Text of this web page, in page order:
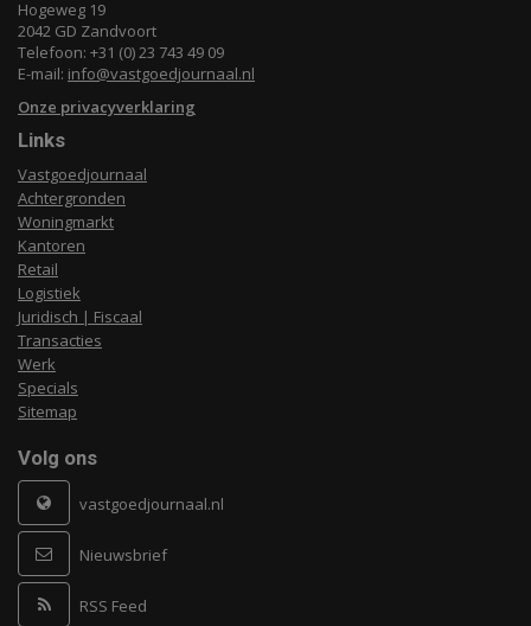
Hogeweg 19
2042 GD Zandvoort
Telefoon: +31 (0) 23 743 49 09
E-mail: info@vastgoedjournaal.nl
Onze privacyverklaring
Links
Vastgoedjournaal
Achtergronden
Woningmarkt
Kantoren
Retail
Logistiek
Juridisch | Fiscaal
Transacties
Werk
Specials
Sitemap
Volg ons
vastgoedjournaal.nl
Nieuwsbrief
RSS Feed